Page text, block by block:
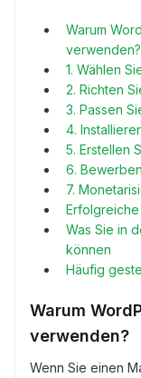
Warum
verwenden?
1. Wählen
2. Richten
3. Passen
4.
5. Erstellen
6.
7.
Was Sie in
können
Häufig
Warum
verwenden?
Wenn Sie einen